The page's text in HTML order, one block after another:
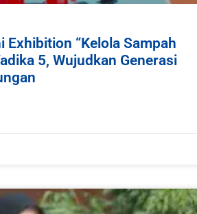
Exhibition “Kelola Sampah
5, Wujudkan Generasi